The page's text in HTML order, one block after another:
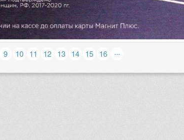
9 10 11 12 13 14 15 16 ...